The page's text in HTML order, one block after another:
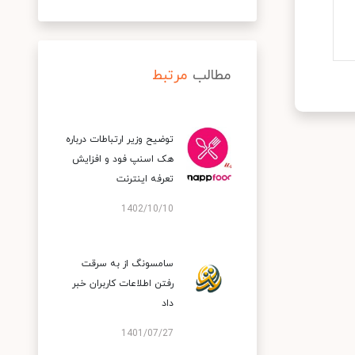
مطالب مرتبط
توضیح وزیر ارتباطات درباره
هک اسنپ‌ فود و افزایش
تعرفه اینترنت
1402/10/10
سامسونگ از به سرقت
رفتن اطلاعات کاربران خبر
داد
1401/07/27